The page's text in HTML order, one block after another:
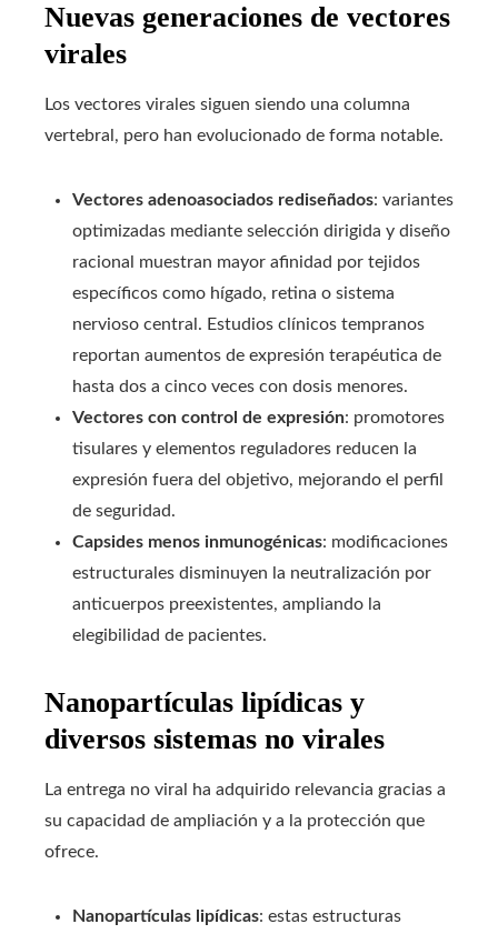
Nuevas generaciones de vectores
virales
Los vectores virales siguen siendo una columna
vertebral, pero han evolucionado de forma notable.
Vectores adenoasociados rediseñados: variantes
optimizadas mediante selección dirigida y diseño
racional muestran mayor afinidad por tejidos
específicos como hígado, retina o sistema
nervioso central. Estudios clínicos tempranos
reportan aumentos de expresión terapéutica de
hasta dos a cinco veces con dosis menores.
Vectores con control de expresión: promotores
tisulares y elementos reguladores reducen la
expresión fuera del objetivo, mejorando el perfil
de seguridad.
Capsides menos inmunogénicas: modificaciones
estructurales disminuyen la neutralización por
anticuerpos preexistentes, ampliando la
elegibilidad de pacientes.
Nanopartículas lipídicas y
diversos sistemas no virales
La entrega no viral ha adquirido relevancia gracias a
su capacidad de ampliación y a la protección que
ofrece.
Nanopartículas lipídicas: estas estructuras